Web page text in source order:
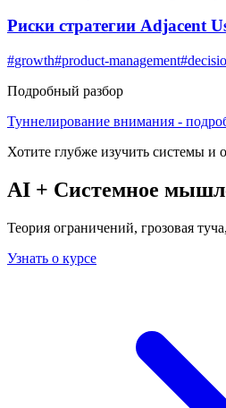
Риски стратегии Adjacent
#growth#product-management#
Подробный разбор
Туннелирование внимания -
Хотите глубже изучить системы и
AI + Системное
Теория ограничений, грозовая
Узнать о курсе